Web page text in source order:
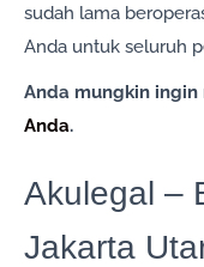
sudah lama
Anda untuk seluruh
Anda mungkin ingin
Anda.
Akulegal –
Jakarta